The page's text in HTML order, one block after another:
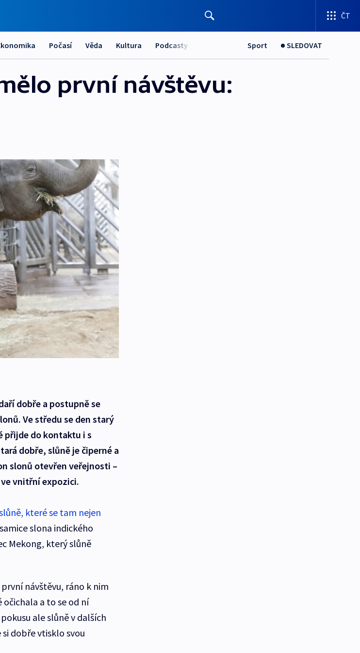
ČT
Počasí Věda Kultura Podcasty Sport SLEDOVAT
první návštěvu:
dobře a postupně se
Ve středu se den starý
přijde do kontaktu i s
dobře, slůně je čiperné a
slonů otevřen veřejnosti –
vnitřní expozici.
které se tam nejen
slona indického
Mekong, který slůně
návštěvu, ráno k nim
očichala a to se od ní
ale slůně v dalších
dobře vtisklo svou